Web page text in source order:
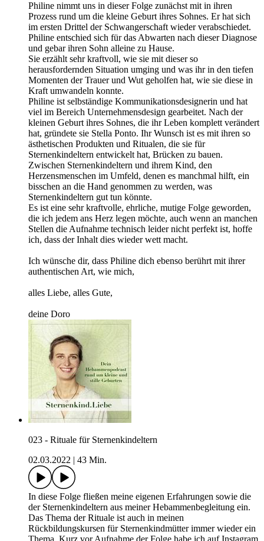
Philine nimmt uns in dieser Folge zunächst mit in ihren
Prozess rund um die kleine Geburt ihres Sohnes. Er hat sich
im ersten Drittel der Schwangerschaft wieder verabschiedet.
Philine entschied sich für das Abwarten nach dieser Diagnose
und gebar ihren Sohn alleine zu Hause.
Sie erzählt sehr kraftvoll, wie sie mit dieser so
herausfordernden Situation umging und was ihr in den tiefen
Momenten der Trauer und Wut geholfen hat, wie sie diese in
Kraft umwandeln konnte.
Philine ist selbständige Kommunikationsdesignerin und hat
viel im Bereich Unternehmensdesign gearbeitet. Nach der
kleinen Geburt ihres Sohnes, die ihr Leben komplett verändert
hat, gründete sie Stella Ponto. Ihr Wunsch ist es mit ihren so
ästhetischen Produkten und Ritualen, die sie für
Sternenkindeltern entwickelt hat, Brücken zu bauen.
Zwischen Sternenkindeltern und ihrem Kind, den
Herzensmenschen im Umfeld, denen es manchmal hilft, ein
bisschen an die Hand genommen zu werden, was
Sternenkindeltern gut tun könnte.
Es ist eine sehr kraftvolle, ehrliche, mutige Folge geworden,
die ich jedem ans Herz legen möchte, auch wenn an manchen
Stellen die Aufnahme technisch leider nicht perfekt ist, hoffe
ich, dass der Inhalt dies wieder wett macht.
Ich wünsche dir, dass Philine dich ebenso berührt mit ihrer
authentischen Art, wie mich,
alles Liebe, alles Gute,
deine Doro
023 - Rituale für Sternenkindeltern
02.03.2022
43 Min.
In diese Folge fließen meine eigenen Erfahrungen sowie die
der Sternenkindeltern aus meiner Hebammenbegleitung ein.
Das Thema der Rituale ist auch in meinen
Rückbildungskursen für Sternenkindmütter immer wieder ein